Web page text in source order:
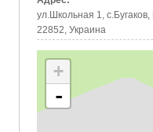
ул.Школьная 1,
22852, Украина
+
-